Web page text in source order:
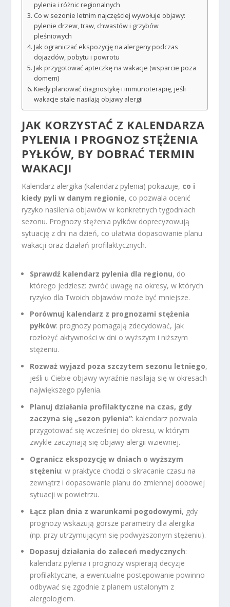
pylenia i różnic regionalnych
Co w sezonie letnim najczęściej wywołuje objawy:
pylenie drzew, traw, chwastów i grzybów
pleśniowych
Jak ograniczać ekspozycję na alergeny podczas
dojazdów, pobytu i powrotu
Jak przygotować apteczkę na wakacje (wsparcie poza
domem)
Kiedy planować diagnostykę i immunoterapię, jeśli
wakacje stale nasilają objawy alergii
JAK KORZYSTAĆ Z KALENDARZA
PYLENIA I PROGNOZ STĘŻENIA
PYŁKÓW, BY DOBRAĆ TERMIN
WAKACJI
Kalendarz alergika (kalendarz pylenia) pokazuje, co i
kiedy pyli w danym regionie, co pozwala ocenić
ryzyko nasilenia objawów w konkretnych tygodniach
sezonu. Prognozy stężenia pyłków doprecyzowują
sytuację z dni na dzień, co ułatwia dopasowanie planu
wakacji oraz działań profilaktycznych.
Sprawdź kalendarz pylenia dla regionu, do
którego jedziesz: zwróć uwagę na okresy, w których
ryzyko dla Twoich objawów może być mniejsze.
Porównuj kalendarz z prognozami stężenia
pyłków: prognozy pomagają zdecydować, jak
rozłożyć aktywności w dni o wyższym i niższym
stężeniu.
Rozważ wyjazd poza szczytem sezonu letniego,
jeśli u Ciebie objawy wyraźnie nasilają się w okresach
największego pylenia.
Planuj działania profilaktyczne na czas, gdy
zaczyna się „sezon pylenia”: kalendarz pozwala
przygotować się wcześniej do okresu, w którym
zwykle zaczynają się objawy alergii wziewnej.
Ogranicz ekspozycję w dniach o wyższym
stężeniu: w praktyce chodzi o skracanie czasu na
zewnątrz i dopasowanie planu do zmiennej dobowej
sytuacji w powietrzu.
Łącz plan dnia z warunkami pogodowymi, gdy
prognozy wskazują gorsze parametry dla alergika
(np. przy utrzymującym się podwyższonym stężeniu).
Dopasuj działania do zaleceń medycznych:
kalendarz pylenia i prognozy wspierają decyzje
profilaktyczne, a ewentualne postępowanie powinno
odbywać się zgodnie z planem ustalonym z
alergologiem.